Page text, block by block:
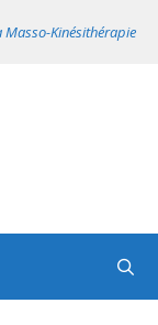
Masso-Kinésithérapie